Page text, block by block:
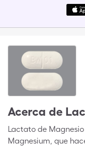
Acerca de
Lactato de
Magnesium, que